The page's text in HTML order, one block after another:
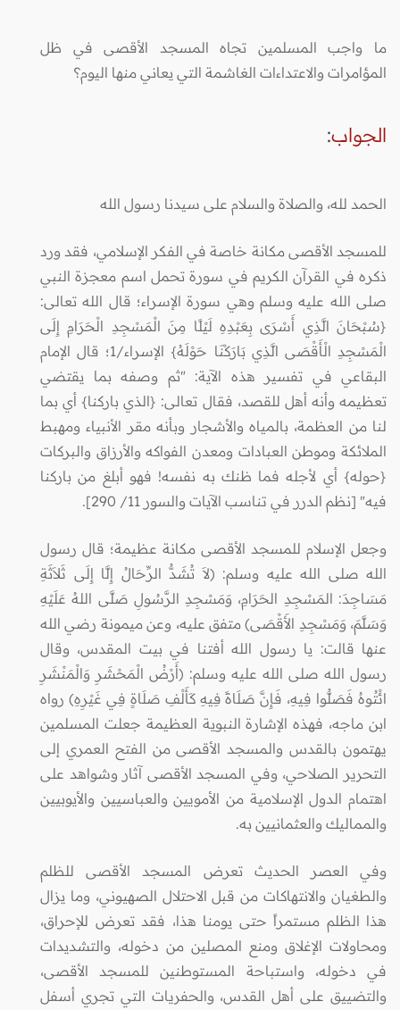
ما واجب المسلمين تجاه المسجد الأقصى في ظل
المؤامرات والاعتداءات الغاشمة التي يعاني منها اليوم؟
الجواب:
الحمد لله، والصلاة والسلام على سيدنا رسول الله
للمسجد الأقصى مكانة خاصة في الفكر الإسلامي، فقد ورد
ذكره في القرآن الكريم في سورة تحمل اسم معجزة النبي
صلى الله عليه وسلم وهي سورة الإسراء؛ قال الله تعالى:
{سُبْحَانَ الَّذِي أَسْرَى بِعَبْدِهِ لَيْلًا مِنَ الْمَسْجِدِ الْحَرَامِ إِلَى
الْمَسْجِدِ الْأَقْصَى الَّذِي بَارَكْنَا حَوْلَهُ} الإسراء/1؛ قال الإمام
البقاعي في تفسير هذه الآية: "ثم وصفه بما يقتضي
تعظيمه وأنه أهل للقصد، فقال تعالى: {الذي باركنا} أي بما
لنا من العظمة، بالمياه والأشجار وبأنه مقر الأنبياء ومهبط
الملائكة وموطن العبادات ومعدن الفواكه والأرزاق والبركات
{حوله} أي لأجله فما ظنك به نفسه! فهو أبلغ من باركنا
فيه" [نظم الدرر في تناسب الآيات والسور 11/ 290].
وجعل الإسلام للمسجد الأقصى مكانة عظيمة؛ قال رسول
الله صلى الله عليه وسلم: (لاَ تُشَدُّ الرِّحَالُ إِلَّا إِلَى ثَلاَثَةِ
مَسَاجِدَ: المَسْجِدِ الحَرَامِ، وَمَسْجِدِ الرَّسُولِ صَلَّى اللهُ عَلَيْهِ
وَسَلَّمَ، وَمَسْجِدِ الأَقْصَى) متفق عليه، وعن ميمونة رضي الله
عنها قالت: يا رسول الله أفتنا في بيت المقدس، وقال
رسول الله صلى الله عليه وسلم: (أَرْضُ الْمَحْشَرِ وَالْمَنْشَرِ
ائْتُوهُ فَصَلُّوا فِيهِ، فَإِنَّ صَلَاةً فِيهِ كَأَلْفِ صَلَاةٍ فِي غَيْرِهِ) رواه
ابن ماجه، فهذه الإشارة النبوية العظيمة جعلت المسلمين
يهتمون بالقدس والمسجد الأقصى من الفتح العمري إلى
التحرير الصلاحي، وفي المسجد الأقصى آثار وشواهد على
اهتمام الدول الإسلامية من الأمويين والعباسيين والأيوبيين
والمماليك والعثمانيين به.
وفي العصر الحديث تعرض المسجد الأقصى للظلم
والطغيان والانتهاكات من قبل الاحتلال الصهيوني، وما يزال
هذا الظلم مستمراً حتى يومنا هذا، فقد تعرض للإحراق،
ومحاولات الإغلاق ومنع المصلين من دخوله، والتشديدات
في دخوله، واستباحة المستوطنين للمسجد الأقصى،
والتضييق على أهل القدس، والحفريات التي تجري أسفل